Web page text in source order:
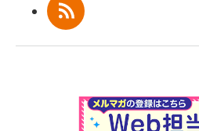
RSS